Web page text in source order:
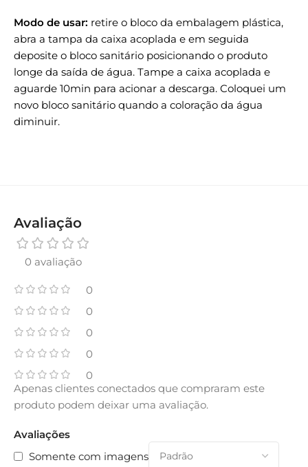
Modo de usar: retire o bloco da embalagem plástica,
abra a tampa da caixa acoplada e em seguida
deposite o bloco sanitário posicionando o produto
longe da saída de água. Tampe a caixa acoplada e
aguarde 10min para acionar a descarga. Coloquei um
novo bloco sanitário quando a coloração da água
diminuir.
Avaliação
0 avaliação
0
0
0
0
0
Avaliações
Somente com imagens
Apenas clientes conectados que compraram este
produto podem deixar uma avaliação.